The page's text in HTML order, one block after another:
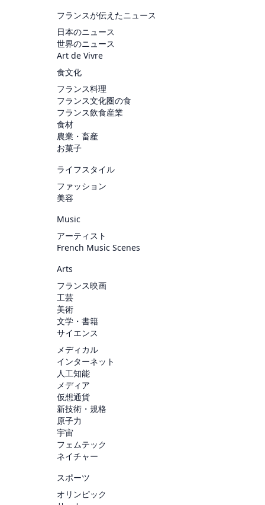
フランスが伝えたニュース
日本のニュース
世界のニュース
Art de Vivre
食文化
フランス料理
フランス文化圏の食
フランス飲食産業
食材
農業・畜産
お菓子
ライフスタイル
ファッション
美容
Music
アーティスト
French Music Scenes
Arts
フランス映画
工芸
美術
文学・書籍
サイエンス
メディカル
インターネット
人工知能
メディア
仮想通貨
新技術・規格
原子力
宇宙
フェムテック
ネイチャー
スポーツ
オリンピック